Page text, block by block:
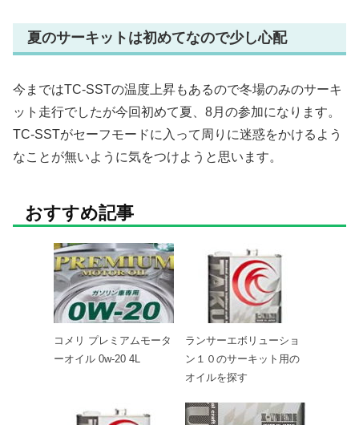
夏のサーキットは初めてなので少し心配
今まではTC-SSTの温度上昇もあるので冬場のみのサーキ
ット走行でしたが今回初めて夏、8月の参加になります。
TC-SSTがセーフモードに入って周りに迷惑をかけるよう
なことが無いように気をつけようと思います。
おすすめ記事
コメリ プレミアムモータ
ーオイル 0w-20 4L
ランサーエボリューショ
ン１０のサーキット用の
オイルを探す